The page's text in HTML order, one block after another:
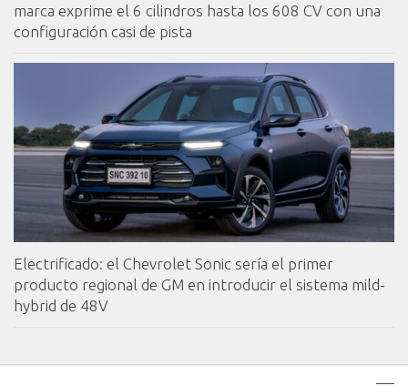
marca exprime el 6 cilindros hasta los 608 CV con una
configuración casi de pista
Electrificado: el Chevrolet Sonic sería el primer
producto regional de GM en introducir el sistema mild-
hybrid de 48V